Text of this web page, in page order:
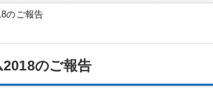
のご報告
のご報告